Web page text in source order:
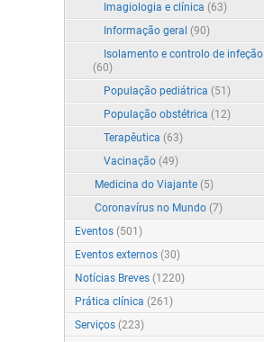
Imagiologia e clínica (63)
Informação geral (90)
Isolamento e controlo de infeção
(60)
População pediátrica (51)
População obstétrica (12)
Terapêutica (63)
Vacinação (49)
Medicina do Viajante (5)
Coronavírus no Mundo (7)
Eventos (501)
Eventos externos (30)
Notícias Breves (1220)
Prática clínica (261)
Serviços (223)